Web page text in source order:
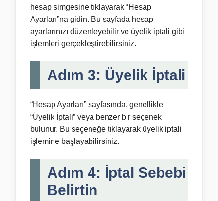
hesap simgesine tıklayarak “Hesap
Ayarları”na gidin. Bu sayfada hesap
ayarlarınızı düzenleyebilir ve üyelik iptali gibi
işlemleri gerçekleştirebilirsiniz.
Adım 3: Üyelik İptali
“Hesap Ayarları” sayfasında, genellikle
“Üyelik İptali” veya benzer bir seçenek
bulunur. Bu seçeneğe tıklayarak üyelik iptali
işlemine başlayabilirsiniz.
Adım 4: İptal Sebebi
Belirtin